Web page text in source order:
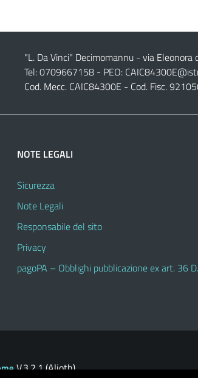
"L. Da Vinci" Decimomannu - via Eleonora
Tel: 0709667158 - PEO:
Cod. Mecc. CAIC84300E - Cod. Fisc.
NOTE LEGALI
Sicurezza
Note Legali
Responsabile del sito
Privacy
pagoPA – Obblighi pubblicazione ex art. 36
V.3.2.1 (Alioth)